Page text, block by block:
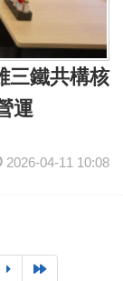
鐵共構核
運
2026-04-11 10:08